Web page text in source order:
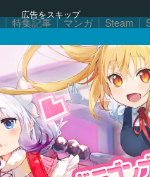
広告をスキップ
特集記事 マンガ Steam